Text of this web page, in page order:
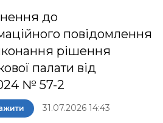
до
повідомлення
рішення
палати від
№ 57-2
31.07.2026 14:43